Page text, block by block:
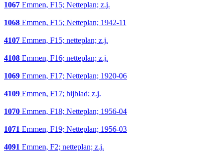
1067 Emmen, F15; Netteplan; z.j.
1068 Emmen, F15; Netteplan; 1942-11
4107 Emmen, F15; netteplan; z.j.
4108 Emmen, F16; netteplan; z.j.
1069 Emmen, F17; Netteplan; 1920-06
4109 Emmen, F17; bijblad; z.j.
1070 Emmen, F18; Netteplan; 1956-04
1071 Emmen, F19; Netteplan; 1956-03
4091 Emmen, F2; netteplan; z.j.